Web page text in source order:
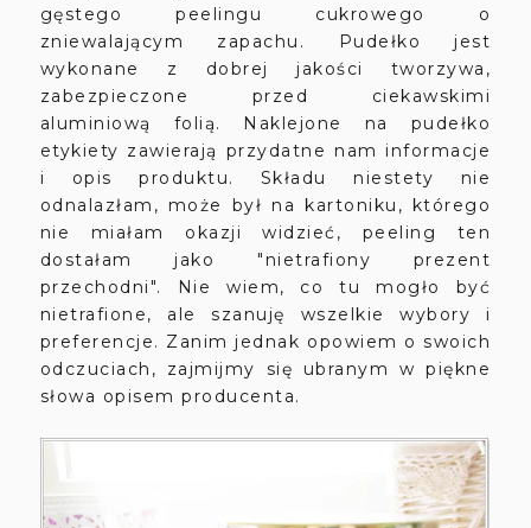
gęstego peelingu cukrowego o
zniewalającym zapachu. Pudełko jest
wykonane z dobrej jakości tworzywa,
zabezpieczone przed ciekawskimi
aluminiową folią. Naklejone na pudełko
etykiety zawierają przydatne nam informacje
i opis produktu. Składu niestety nie
odnalazłam, może był na kartoniku, którego
nie miałam okazji widzieć, peeling ten
dostałam jako "nietrafiony prezent
przechodni". Nie wiem, co tu mogło być
nietrafione, ale szanuję wszelkie wybory i
preferencje. Zanim jednak opowiem o swoich
odczuciach, zajmijmy się ubranym w piękne
słowa opisem producenta.